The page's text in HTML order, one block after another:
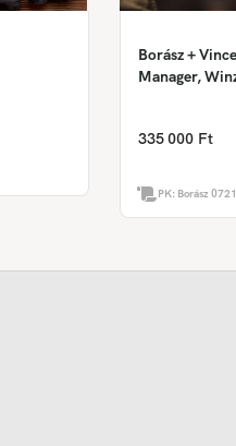
Borász +
Manager,
335 000 Ft
PK: Borász